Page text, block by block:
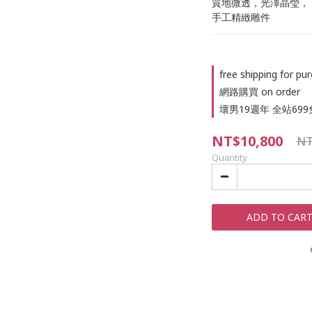
手工精緻雕件
free shipping for
網路購買 on order
壞男19週年 全站
NT$10,800
Quantity
ADD TO CART